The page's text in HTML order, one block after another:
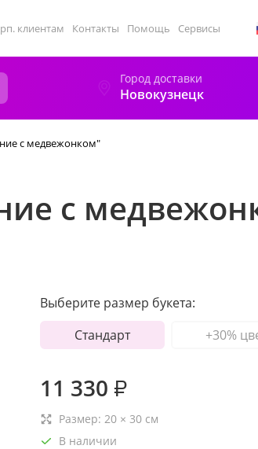
клиентам Контакты Помощь Сервисы
Город доставки
Новокузнецк
с медвежонком"
с
Выберите размер букета:
Стандарт
+30%
11 330 ₽
Размер: 20 × 30 см
В наличии